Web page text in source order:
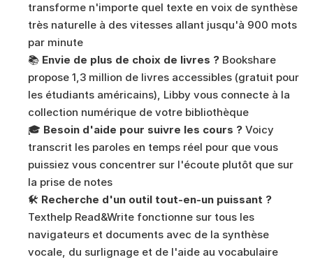
transforme n'importe quel texte en voix de synthèse
très naturelle à des vitesses allant jusqu'à 900 mots
par minute
📚 Envie de plus de choix de livres ? Bookshare
propose 1,3 million de livres accessibles (gratuit pour
les étudiants américains), Libby vous connecte à la
collection numérique de votre bibliothèque
🎓 Besoin d'aide pour suivre les cours ? Voicy
transcrit les paroles en temps réel pour que vous
puissiez vous concentrer sur l'écoute plutôt que sur
la prise de notes
🛠️ Recherche d'un outil tout-en-un puissant ?
Texthelp Read&Write fonctionne sur tous les
navigateurs et documents avec de la synthèse
vocale, du surlignage et de l'aide au vocabulaire